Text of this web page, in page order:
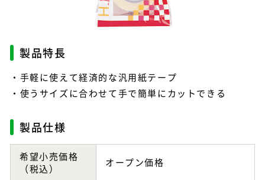
製品特長
手軽に使えて経済的な汎用紙テープ
使うサイズに合わせて手で簡単にカットできる
製品仕様
希望小売価格
（税込）
オープン価格